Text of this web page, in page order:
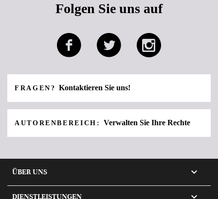
Folgen Sie uns auf
FRAGEN?Kontaktieren Sie uns!
AUTORENBEREICH:Verwalten Sie Ihre Rechte
ÜBER UNS 
DIENSTLEISTUNGEN